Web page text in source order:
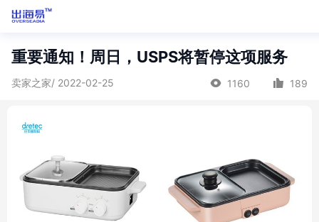
重要通知！周日，USPS将暂停这项服务
卖家之家/ 2022-02-25 1160 189